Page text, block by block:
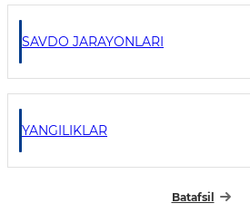
SAVDO JARAYONLARI
YANGILIKLAR
Batafsil